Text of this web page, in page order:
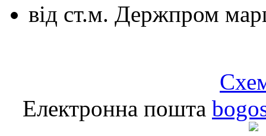
від ст.м. Держпром
Електронна пошта